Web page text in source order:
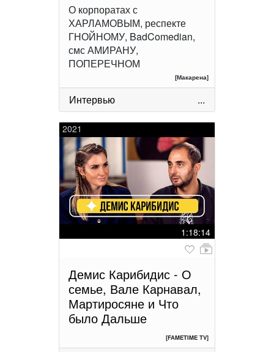
О корпоратах с
ХАРЛАМОВЫМ, респекте
ГНОЙНОМУ, BadComedian,
смс АМИРАНУ,
ПОПЕРЕЧНОМ
[Макарена]
Интервью ...
2021
1:18:14
Демис Карибидис - О
семье, Вале Карнавал,
Мартиросяне и Что
было Дальше
[FAMETIME TV]